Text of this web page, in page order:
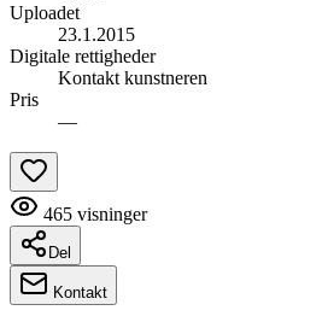
Uploadet
23.1.2015
Digitale rettigheder
Kontakt kunstneren
Pris
—
465 visninger
Del
Kontakt